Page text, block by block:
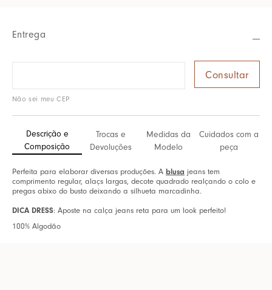
Entrega
Não sei meu CEP
Descrição e
Composição
Trocas e
Devoluções
Medidas da
Modelo
Cuidados com a
peça
Perfeita para elaborar diversas produções. A blusa jeans tem
comprimento regular, alaçs largas, decote quadrado realçando o colo e
pregas abixo do busto deixando a silhueta marcadinha.
DICA DRESS: Aposte na calça jeans reta para um look perfeito!
100% Algodão